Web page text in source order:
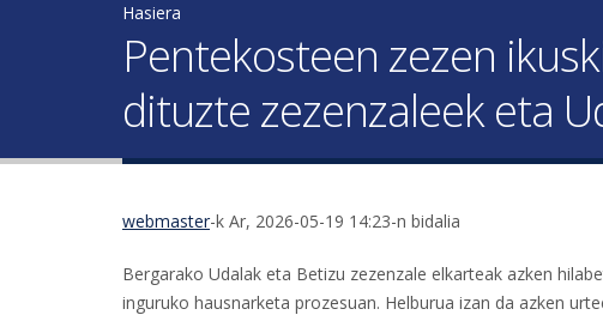
Hasiera
Pentekosteen zezen
dituzte zezenzaleek eta
webmaster-k Ar, 2026-05-19 14:23-n bidalia
Bergarako Udalak eta Betizu zezenzale elkarteak azken
inguruko hausnarketa prozesuan. Helburua izan da azken